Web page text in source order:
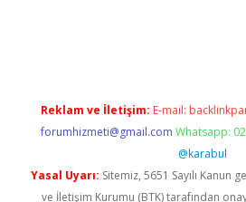
Reklam ve İletişim: E-mail:
forumhizmeti@gmail.com Whatsapp:
@karabul
Yasal Uyarı: Sitemiz, 5651 Sayılı Kanun
ve İletişim Kurumu (BTK) tarafından